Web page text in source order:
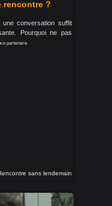
rencontre ?
conversation suffit
Pourquoi ne pas
partenaire
sans lendemain